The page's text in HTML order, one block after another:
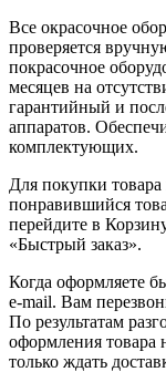
Все окрасочное
проверяется
покрасочное
месяцев на
гарантийный и
аппаратов.
комплектующих.
Для покупки
понравившийся
перейдите в
«Быстрый заказ».
Когда оформляете
e-mail. Вам
По результатам
оформления товара
только ждать